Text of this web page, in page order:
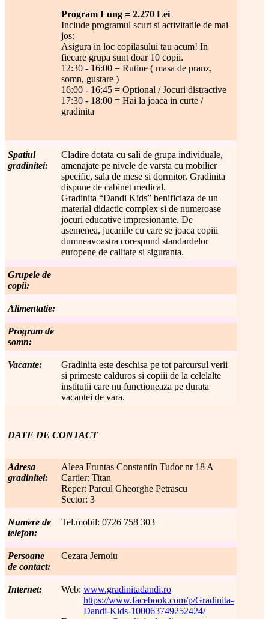
Program Lung = 2.270 Lei
Include programul scurt si activitatile de mai
jos:
Asigura in loc copilasului tau acum! In
fiecare grupa sunt doar 10 copii.
12:30 - 16:00 = Rutine ( masa de pranz,
somn, gustare )
16:00 - 16:45 = Optional / Jocuri distractive
17:30 - 18:00 = Hai la joaca in curte /
gradinita
Spatiul
gradinitei:
Cladire dotata cu sali de grupa individuale,
amenajate pe nivele de varsta cu mobilier
specific, sala de mese si dormitor. Gradinita
dispune de cabinet medical.
Gradinita “Dandi Kids” benificiaza de un
material didactic complex si de numeroase
jocuri educative impresionante. De
asemenea, jucariile cu care se joaca copiii
dumneavoastra corespund standardelor
europene de calitate si siguranta.
Grupele de
copii:
Alimentatie:
Program de
somn:
Vacante:
Gradinita este deschisa pe tot parcursul verii
si primeste calduros si copiii de la celelalte
institutii care nu functioneaza pe durata
vacantei de vara.
DATE DE CONTACT
Adresa
gradinitei:
Aleea Fruntas Constantin Tudor nr 18 A
Cartier: Titan
Reper: Parcul Gheorghe Petrascu
Sector: 3
Numere de
telefon:
Tel.mobil: 0726 758 303
Persoane
de contact:
Cezara Jernoiu
Internet: Web: www.gradinitadandi.ro
https://www.facebook.com/p/Gradinita-
Dandi-Kids-100063749252424/